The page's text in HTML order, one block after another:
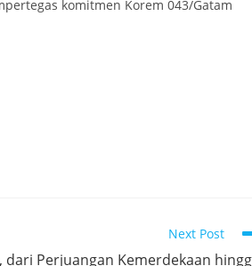
komitmen Korem 043/Gatam
Next Post
dari Perjuangan Kemerdekaan